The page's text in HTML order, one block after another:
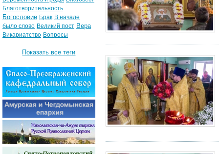
Благотворительность
Богословие Брак В начале
было слово Великий пост Вера
Викариатство Вопросы
Показать все теги